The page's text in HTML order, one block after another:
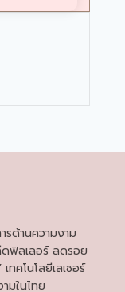
รด้านความงาม
ฟิลเลอร์ ลดรอย
ทคโนโลยีเลเซอร์
มในไทย